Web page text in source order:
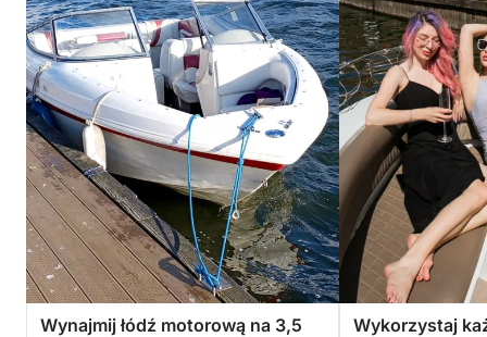
Wynajmij łódź motorową na 3,5
Wykorzystaj